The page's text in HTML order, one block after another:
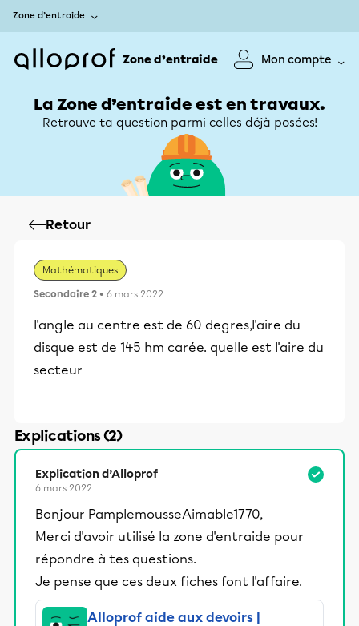
Zone d’entraide
Zone d’entraide Mon compte
La Zone d’entraide est en travaux.
Retrouve ta question parmi celles déjà posées!
Retour
Mathématiques
Secondaire 2 • 6 mars 2022
l'angle au centre est de 60 degres,l'aire du
disque est de 145 hm carée. quelle est l'aire du
secteur
Explications (2)
Explication d’Alloprof
6 mars 2022
Bonjour PamplemousseAimable1770,
Merci d'avoir utilisé la zone d'entraide pour
répondre à tes questions.
Je pense que ces deux fiches font l'affaire.
Alloprof aide aux devoirs |